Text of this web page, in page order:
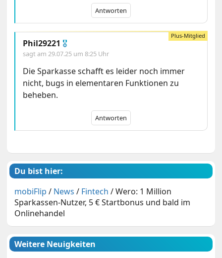
Antworten
Phil29221 🎖
sagt am 29.07.25 um 8:25 Uhr
Die Sparkasse schafft es leider noch immer
nicht, bugs in elementaren Funktionen zu
beheben.
Antworten
Du bist hier:
mobiFlip / News / Fintech /Wero: 1 Million
Sparkassen-Nutzer, 5 € Startbonus und bald im
Onlinehandel
Weitere Neuigkeiten